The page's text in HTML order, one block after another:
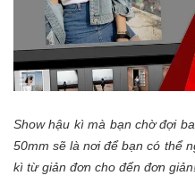
Show hậu kì mà bạn chờ đợi
50mm sẽ là nơi để bạn có thể
kì từ giản đơn cho đến đơn